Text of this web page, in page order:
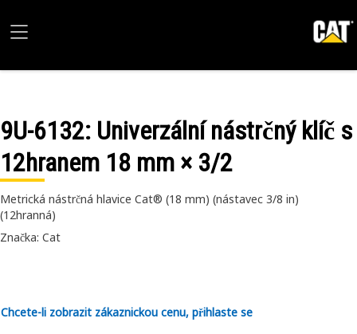
9U-6132: Univerzální nástrčný klíč s
12hranem 18 mm × 3/2
Metrická nástrčná hlavice Cat® (18 mm) (nástavec 3/8 in)
(12hranná)
Značka: Cat
Chcete-li zobrazit zákaznickou cenu, přihlaste se